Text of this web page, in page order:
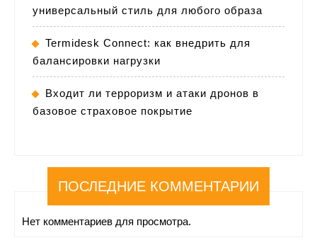
универсальный стиль для любого образа
Termidesk Connect: как внедрить для
балансировки нагрузки
Входит ли терроризм и атаки дронов в
базовое страховое покрытие
ПОСЛЕДНИЕ КОММЕНТАРИИ
Нет комментариев для просмотра.